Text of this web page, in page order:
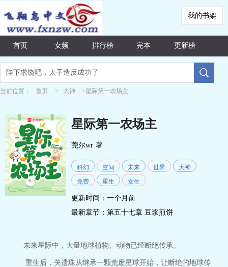
我的书架
首页 女频 排行榜 完本 更新榜
当前位置： 首页 > 大神 >星际第一农场主
星际第一农场主
莞尔wr 著
科幻 空间 未来 世界
大神
免费
重生 女生
更新时间：一个月前
最新章节： 第五十七章 豆浆煎饼
未来星际中，大量地球植物、动物已经断绝传承。
重生后，关遗珠从继承一颗荒废星球开始，让断绝的地球传